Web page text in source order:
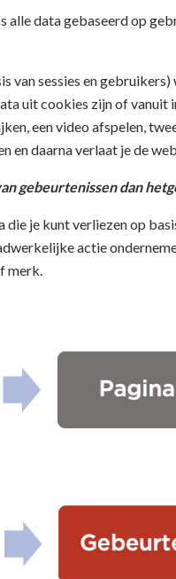
alle data gebaseerd op
van sessies en
uit cookies zijn of
een video afspelen,
en daarna verlaat je de
gebeurtenissen dan
je kunt verliezen op
actie
merk.